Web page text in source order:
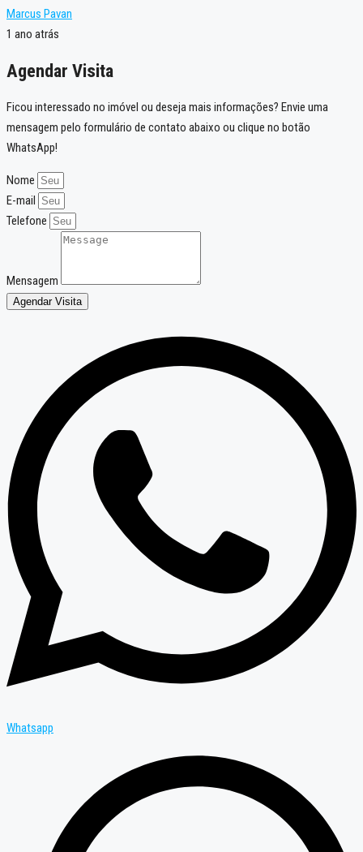
Marcus Pavan
1 ano atrás
Agendar Visita
Ficou interessado no imóvel ou deseja mais informações? Envie uma
mensagem pelo formulário de contato abaixo ou clique no botão
WhatsApp!
Nome
E-mail
Telefone
Mensagem
Agendar Visita
Whatsapp